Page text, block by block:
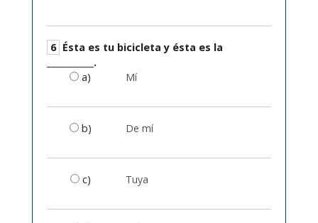
6
___________.
a)
Mí
b) De mí
c) Tuya